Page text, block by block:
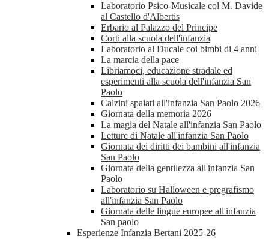
Laboratorio Psico-Musicale col M. Davide
al Castello d'Albertis
Erbario al Palazzo del Principe
Corti alla scuola dell'infanzia
Laboratorio al Ducale coi bimbi di 4 anni
La marcia della pace
Libriamoci, educazione stradale ed
esperimenti alla scuola dell'infanzia San
Paolo
Calzini spaiati all'infanzia San Paolo 2026
Giornata della memoria 2026
La magia del Natale all'infanzia San Paolo
Letture di Natale all'infanzia San Paolo
Giornata dei diritti dei bambini all'infanzia
San Paolo
Giornata della gentilezza all'infanzia San
Paolo
Laboratorio su Halloween e pregrafismo
all'infanzia San Paolo
Giornata delle lingue europee all'infanzia
San paolo
Esperienze Infanzia Bertani 2025-26